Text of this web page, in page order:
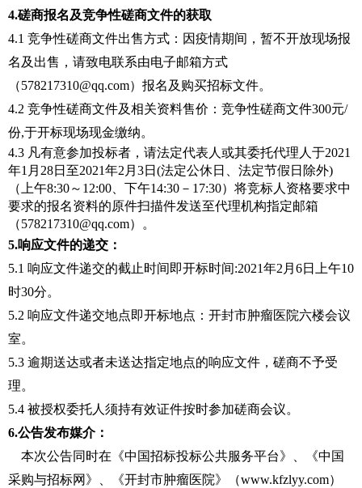
4.磋商报名及竞争性磋商文件的获取
4.1 竞争性磋商文件出售方式：因疫情期间，暂不开放现场报
名及出售，请致电联系由电子邮箱方式
（578217310@qq.com）报名及购买招标文件。
4.2 竞争性磋商文件及相关资料售价：竞争性磋商文件300元/
份,于开标现场现金缴纳。
4.3 凡有意参加投标者，请法定代表人或其委托代理人于2021
年1月 28日至2021年2月 3日 (法定公休日、法定节假日除外)
（上午8:30～12:00、下午14:30－17:30）将竞标人资格要求中
要求的报名资料的原件扫描件发送至代理机构指定邮箱
（578217310@qq.com）。
5.响应文件的递交：
5.1 响应文件递交的截止时间即开标时间:2021年2月 6日 上午10
时30分。
5.2 响应文件递交地点即开标地点： 开封市肿瘤医院六楼会议
室。
5.3 逾期送达或者未送达指定地点的响应文件 ， 磋商不予受
理。
5.4 被授权委托人须持有效证件按时参加磋商会议。
6.公告发布媒介：
本次公告同时在《中国招标投标公共服务平台》 、 《中国
采购与招标网 》 、 《开封市肿瘤医院》（www.kfzlyy.com）